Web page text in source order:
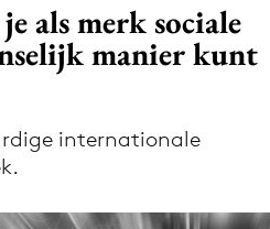
de app
via de Adformatie
app
als merk sociale
manier kunt
internationale